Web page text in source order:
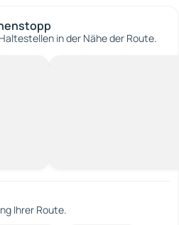
in der Nähe der Route.
Ihrer Route.